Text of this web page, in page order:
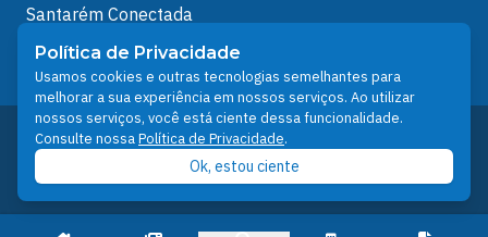
Santarém Conectada
Política de Privacidade
People illustrations by Storyset
Desenvolvido pelo Núcleo Técnico de Gestão de
Tecnologia da Informação - NTI
Prefeitura de Santarém © 2026
Política de Privacidade
Usamos cookies e outras tecnologias semelhantes para
melhorar a sua experiência em nossos serviços. Ao utilizar
nossos serviços, você está ciente dessa funcionalidade.
Consulte nossaPolítica de Privacidade.
Ok, estou ciente